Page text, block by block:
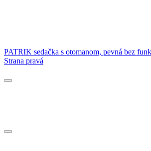
PATRIK sedačka s otomanom, pevná bez
Strana pravá